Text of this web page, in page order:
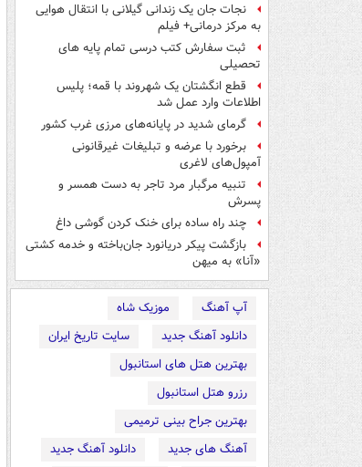
نجات جان یک زندانی گیلانی با انتقال هوایی
به مرکز درمانی+ فیلم
ثبت سفارش کتب درسی تمام پایه های
تحصیلی
قطع انگشتان یک شهروند با قمه؛ پلیس
اطلاعات وارد عمل شد
گرمای شدید در پایانه‌های مرزی غرب کشور
برخورد با عرضه و تبلیغات غیرقانونی
آمپول‌های لاغری
تنبیه مرگبار مرد تاجر به دست همسر و
پسرش
چند راه‌ ساده برای خنک کردن گوشی داغ
بازگشت پیکر دریانورد جان‌باخته و خدمه کشتی
«آنا» به میهن
آپ آهنگ
موزیک شاه
دانلود آهنگ جدید
سایت تاریخ ایران
بهترین هتل های استانبول
رزرو هتل استانبول
بهترین جراح بینی ترمیمی
آهنگ های جدید
دانلود آهنگ جدید